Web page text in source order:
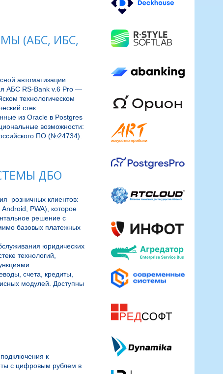
(АБС, ИБС,
автоматизации
АБС RS-Bank v.6 Pro —
технологическом
стек.
из Oracle в Postgres
возможности:
ПО (№24734).
ДБО
розничных клиентов:
PWA), которое
решение с
базовых платежных
юридических
технологий,
счета, кредиты,
модулей. Доступны
к
с цифровым рублем в